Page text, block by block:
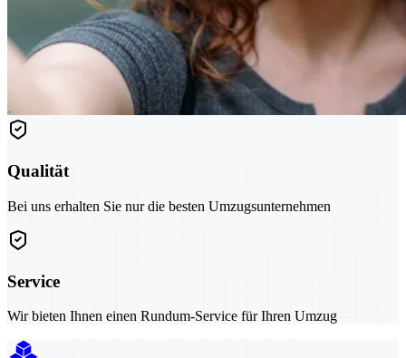
Qualität
Bei uns erhalten Sie nur die besten Umzugsunternehmen
Service
Wir bieten Ihnen einen Rundum-Service für Ihren Umzug